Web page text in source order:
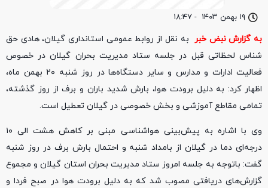
۱۹ بهمن ۱۴۰۳ - ۱۸:۴۷
به گزارش نبض خبر به نقل از روابط عمومی استانداری گیلان، هادی حق
شناس لحظاتی قبل در جلسه ستاد مدیریت بحران گیلان در خصوص
فعالیت ادارات و مدارس و سایر دستگاه‌ها در روز شنبه ۲۰ بهمن ماه،
اظهار کرد: به دلیل برودت هوا، بارش شدید باران و برف از روز گذشته،
تمامی مقاطع آموزشی و بخش خصوصی در گیلان تعطیل است.
وی با اشاره به پیش‌بینی هواشناسی مبنی بر کاهش هشت الی ۱۰
درجه‌ای دما در گیلان از بامداد شنبه و احتمال بارش برف در روز شنبه
گفت: باتوجه به جلسه امروز ستاد مدیریت بحران استان گیلان و مجموع
گزارش‌های دریافتی مصوب شد که به دلیل برودت هوا در صبح فردا و